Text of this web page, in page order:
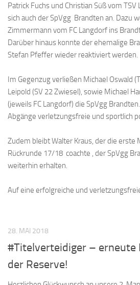
Patrick Fuchs und Christian Süß vom
sich auch der SpVgg Brandten an. Dazu
Zimmermann vom FC Langdorf ins
Darüber hinaus konnte der ehemalige
Stefan Pfeffer wieder reaktiviert werden.
Im Gegenzug verließen Michael Oswald
Leipold (SV 22 Zwiesel), sowie Michael
(jeweils FC Langdorf) die SpVgg
Abgänge verletzungsfreie und sportlich
Zudem bleibt Walter Kraus, der die erste
Rückrunde 17/18 coachte , der SpVgg
weiterhin erhalten.
Auf eine erfolgreiche und
28. MAI 2018
#Titelverteidiger – erneute
der Reserve!